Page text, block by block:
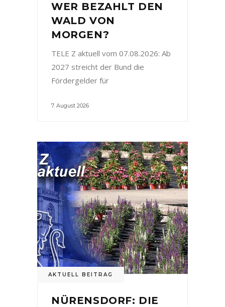
WER BEZAHLT DEN
WALD VON
MORGEN?
TELE Z aktuell vom 07.08.2026: Ab
2027 streicht der Bund die
Fördergelder für
7. August 2026
AKTUELL BEITRAG
NÜRENSDORF: DIE